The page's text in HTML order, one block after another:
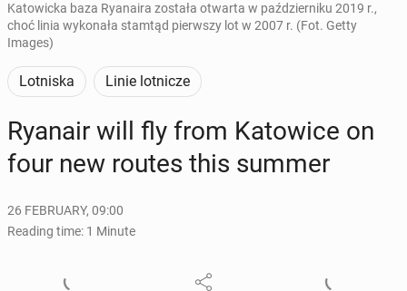
Katowicka baza Ryanaira została otwarta w październiku 2019 r.,
choć linia wykonała stamtąd pierwszy lot w 2007 r. (Fot. Getty
Images)
Lotniska Linie lotnicze
Ryanair will fly from Ka­tow­ice on
four new routes this summer
26 FEBRUARY, 09:00
Reading time: 1 Minute